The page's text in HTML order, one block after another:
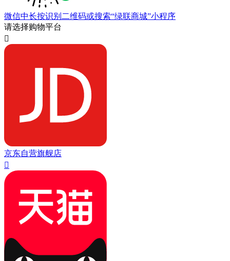
微信中长按识别二维码或搜索“绿联商城”小程序
请选择购物平台

京东自营旗舰店
